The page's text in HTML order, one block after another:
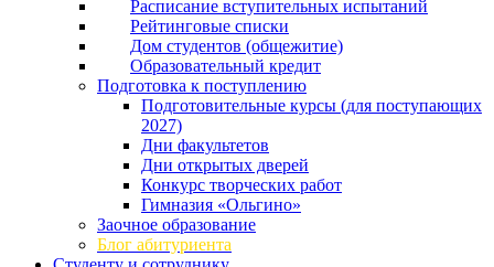
Расписание вступительных испытаний
Рейтинговые списки
Дом студентов (общежитие)
Образовательный кредит
Подготовка к поступлению
Подготовительные курсы (для поступающих
2027)
Дни факультетов
Дни открытых дверей
Конкурс творческих работ
Гимназия «Ольгино»
Заочное образование
Блог абитуриента